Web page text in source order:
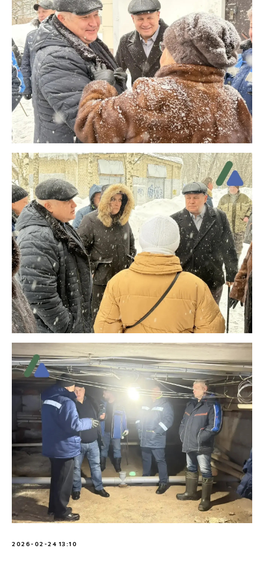
2026-02-24 13:10